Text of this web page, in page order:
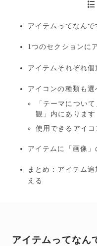
アイテムってなんで
1つのセクションに
アイテムそれぞれ
アイコンの種類も選
「テーマについ
観」内にあります
使用できるアイコ
アイテムに「画像」
まとめ：アイテム
える
アイテムってなん